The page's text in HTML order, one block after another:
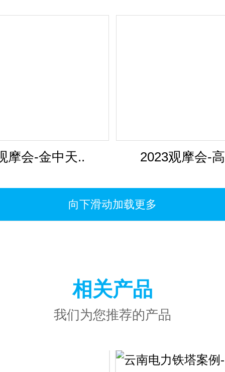
摩会-金中天.. 2023观摩会-
向下滑动加载更多
相关产品
我们为您推荐的产品